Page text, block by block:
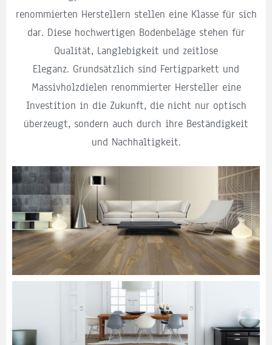
renommierten Herstellern stellen eine Klasse für sich
dar. Diese hochwertigen Bodenbeläge stehen für
Qualität, Langlebigkeit und zeitlose
Eleganz. Grundsätzlich sind Fertigparkett und
Massivholzdielen renommierter Hersteller eine
Investition in die Zukunft, die nicht nur optisch
überzeugt, sondern auch durch ihre Beständigkeit
und Nachhaltigkeit.